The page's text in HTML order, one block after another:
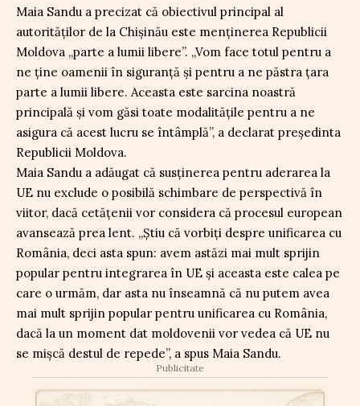
Maia Sandu a precizat că obiectivul principal al
autorităților de la Chișinău este menținerea Republicii
Moldova „parte a lumii libere”. „Vom face totul pentru a
ne ține oamenii în siguranță și pentru a ne păstra țara
parte a lumii libere. Aceasta este sarcina noastră
principală și vom găsi toate modalitățile pentru a ne
asigura că acest lucru se întâmplă”, a declarat președinta
Republicii Moldova.
Maia Sandu a adăugat că susținerea pentru aderarea la
UE nu exclude o posibilă schimbare de perspectivă în
viitor, dacă cetățenii vor considera că procesul european
avansează prea lent. „Știu că vorbiți despre unificarea cu
România, deci asta spun: avem astăzi mai mult sprijin
popular pentru integrarea în UE și aceasta este calea pe
care o urmăm, dar asta nu înseamnă că nu putem avea
mai mult sprijin popular pentru unificarea cu România,
dacă la un moment dat moldovenii vor vedea că UE nu
se mișcă destul de repede”, a spus Maia Sandu.
Publicitate